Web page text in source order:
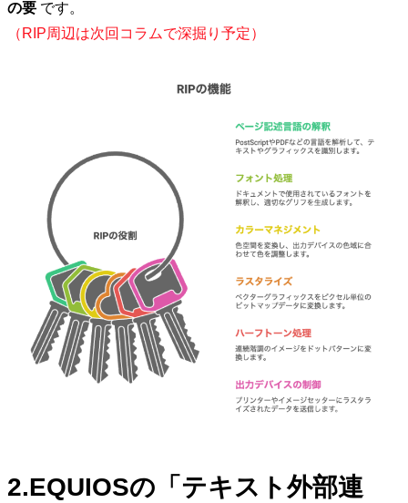
の要 です。
（RIP周辺は次回コラムで深掘り予定）
2.EQUIOSの「テキスト外部連